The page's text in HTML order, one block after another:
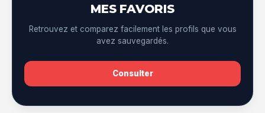
MES FAVORIS
Retrouvez et comparez facilement les profils que vous
avez sauvegardés.
Consulter